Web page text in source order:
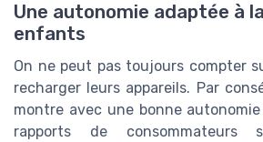
Une autonomie adaptée à
enfants
On ne peut pas toujours compter
recharger leurs appareils. Par
montre avec une bonne
rapports de consommateurs